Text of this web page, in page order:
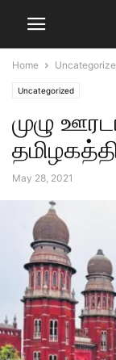
Home
Uncategorized
முழு
May 28, 2021